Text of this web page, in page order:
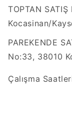
TOPTAN
Kocasinan/
PAREKENDE
No:33, 38010
Çalışma